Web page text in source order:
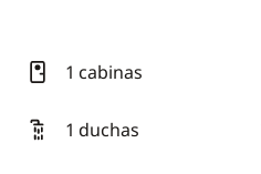
1 cabinas
1 duchas